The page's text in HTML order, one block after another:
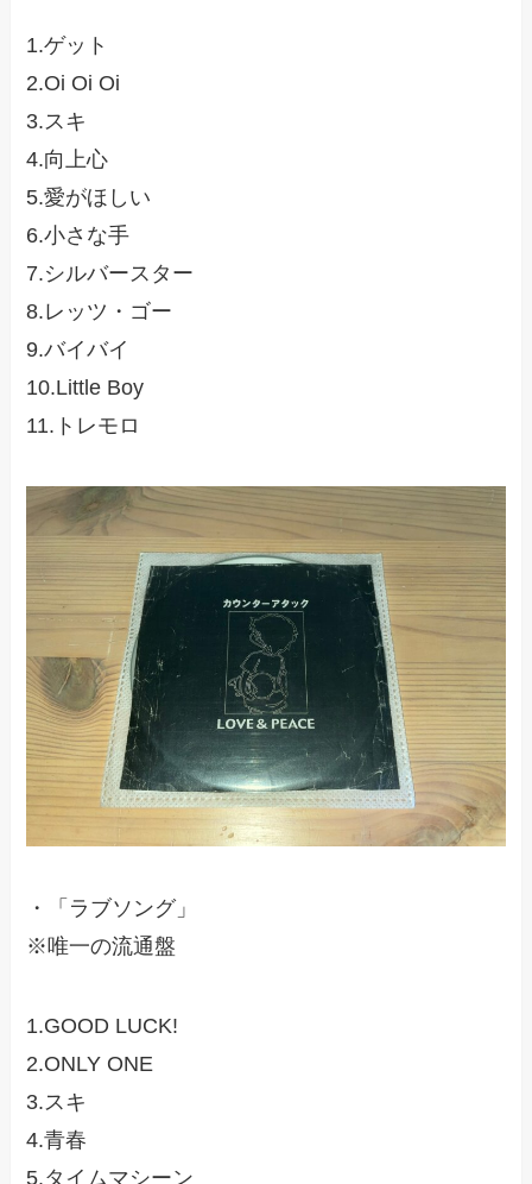
1.ゲット
2.Oi Oi Oi
3.スキ
4.向上心
5.愛がほしい
6.小さな手
7.シルバースター
8.レッツ・ゴー
9.バイバイ
10.Little Boy
11.トレモロ
・「ラブソング」
※唯一の流通盤
1.GOOD LUCK!
2.ONLY ONE
3.スキ
4.青春
5.タイムマシーン